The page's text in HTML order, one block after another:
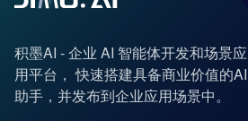
积墨AI - 企业 AI 智能体开发和场景应
用平台， 快速搭建具备商业价值的AI
助手，并发布到企业应用场景中。